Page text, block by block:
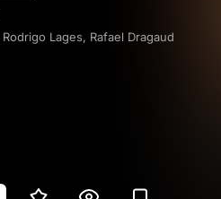
Rodrigo Lages, Rafael Dragaud